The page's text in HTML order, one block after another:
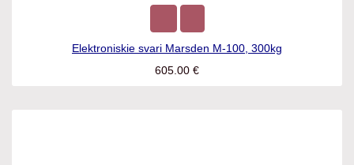
Elektroniskie svari Marsden M-100, 300kg
605.00€